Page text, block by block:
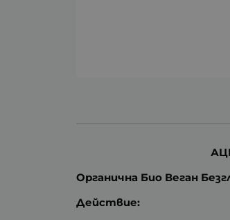
Органична Био Веган
Действие: